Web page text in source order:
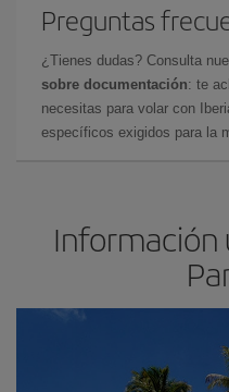
Preguntas
¿Tienes dudas? Consulta
sobre documentación: te
necesitas para volar con
específicos exigidos para la
Información